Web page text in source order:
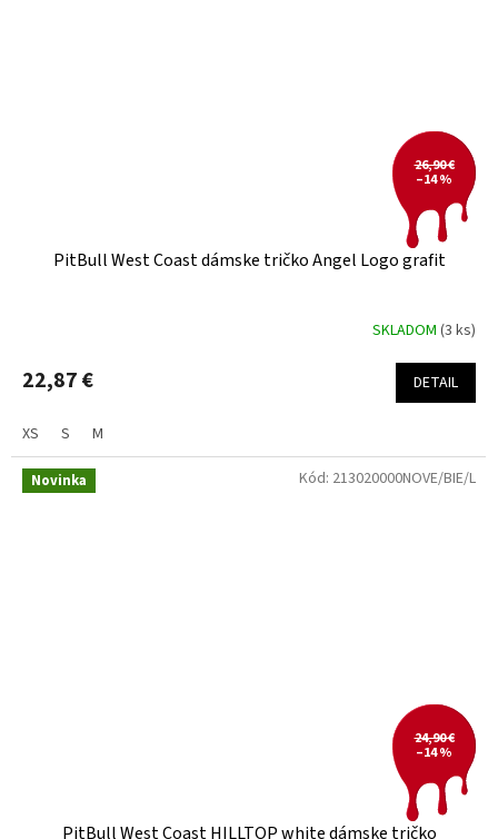
26,90 €
–14 %
PitBull West Coast dámske tričko Angel Logo grafit
SKLADOM (3 ks)
22,87 € DETAIL
XS S M
Novinka
24,90 €
–14 %
PitBull West Coast HILLTOP white dámske tričko
Kód: 213020000NOVE/BIE/L